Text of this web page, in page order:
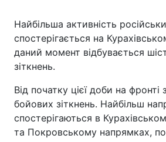
Найбільша активність
спостерігається на
даний момент відбувається
зіткнень.
Від початку цієї доби на фронті
бойових зіткнень. Найбільш
спостерігаються в
та Покровському напрямках,